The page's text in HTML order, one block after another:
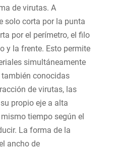
de virutas. A
solo corta por la punta
por el perímetro, el filo
y la frente. Esto permite
simultáneamente
conocidas
de virutas, las
propio eje a alta
tiempo según el
La forma de la
ancho de